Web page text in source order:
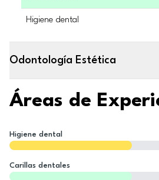
Higiene dental
Odontología Estética
Áreas de
Higiene dental
Carillas dentales